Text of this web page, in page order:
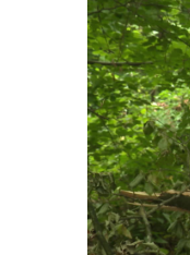
05 août 2026
Partager l'article
Facebook
Twitter
17 octobre 2023- 07h44